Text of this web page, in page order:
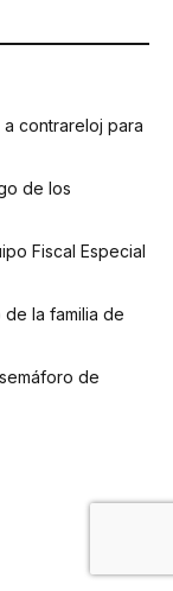
a contrareloj para
de los
Fiscal Especial
la familia de
de